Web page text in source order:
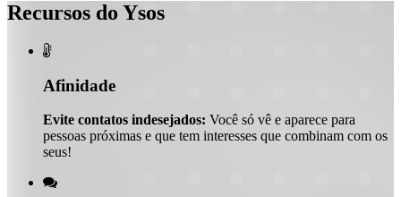
Recursos do Ysos

Afinidade
Evite contatos indesejados: Você só vê e aparece para
pessoas próximas e que tem interesses que combinam com os
seus!
